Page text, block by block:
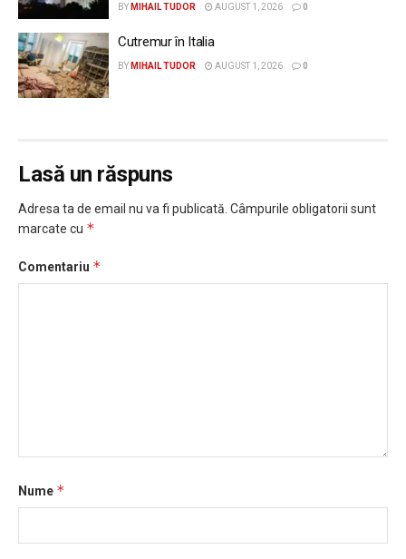
BY MIHAIL TUDOR AUGUST 1, 2026 0
Cutremur în Italia
BY MIHAIL TUDOR AUGUST 1, 2026 0
Lasă un răspuns
Adresa ta de email nu va fi publicată. Câmpurile obligatorii sunt
marcate cu *
Comentariu *
Nume *